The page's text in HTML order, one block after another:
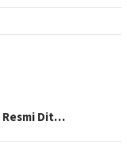
Resmi Dit…